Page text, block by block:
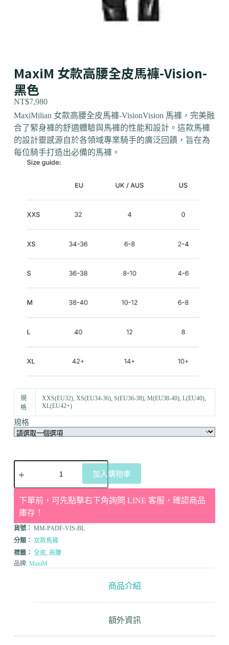
MaxiM 女款高腰全皮馬褲-Vision-
黑色
NT$7,980
MaxiMilian 女款高腰全皮馬褲-VisionVision 馬褲，完美融
合了緊身褲的舒適體驗與馬褲的性能和設計。這款馬褲
的設計靈感源自於各領域專業騎手的廣泛回饋，旨在為
每位騎手打造出必備的馬褲。
規
格
XXS(EU32), XS(EU34-36), S(EU36-38), M(EU38-40), L(EU40),
XL(EU42+)
規格
加入購物車
下單前，可先點擊右下角詢問 LINE 客服，確認商品
庫存！
貨號： MM-PADF-VIS-BL
分類： 女款馬褲
標籤： 全皮, 高腰
品牌: MaxiM
商品介紹
額外資訊